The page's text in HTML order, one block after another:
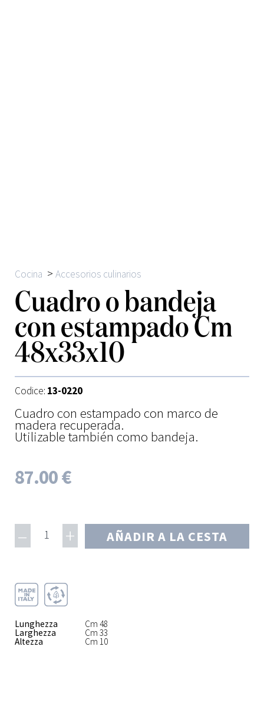
Cocina > Accesorios culinarios
Cuadro o bandeja
con estampado Cm
48x33x10
Codice: 13-0220
Cuadro con estampado con marco de
madera recuperada.
Utilizable también como bandeja.
87.00 €
– 1 + AÑADIR A LA CESTA
Lunghezza Cm 48
Larghezza Cm 33
Altezza Cm 10